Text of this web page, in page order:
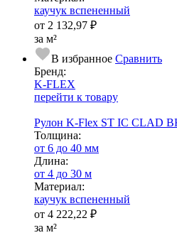
каучук вспененный
от 2 132,97 ₽
за м²
В избранное Сравнить
Бренд:
K-FLEX
перейти к товару
Рулон K-Flex ST IC CLAD
Тол­щи­на:
от 6 до 40 мм
Длина:
от 4 до 30 м
Ма­­те­­ри­­ал:
каучук вспененный
от 4 222,22 ₽
за м²